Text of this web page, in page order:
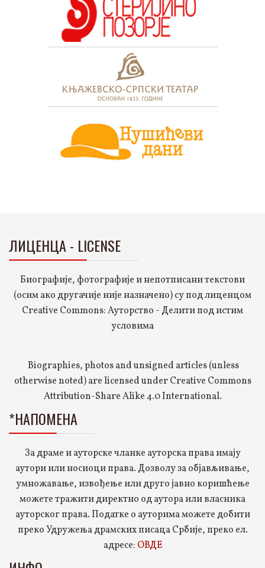
ЛИЦЕНЦА - LICENSE
Биографије, фотографије и непотписани текстови
(осим ако другачије није назначено) су под лиценцом
Creative Commons: Ауторство - Делити под истим
условима
Biographies, photos and unsigned articles (unless
otherwise noted) are licensed under Creative Commons
Attribution-Share Alike 4.0 International.
*НАПОМЕНА
За драме и ауторске чланке ауторска права имају
аутори или носиоци права. Дозволу за објављивање,
умножавање, извођење или друго јавно коришћење
можете тражити директно од аутора или власника
ауторског права. Податке о ауторима можете добити
преко Удружења драмских писаца Србије, преко ел.
адресе: ОВДЕ